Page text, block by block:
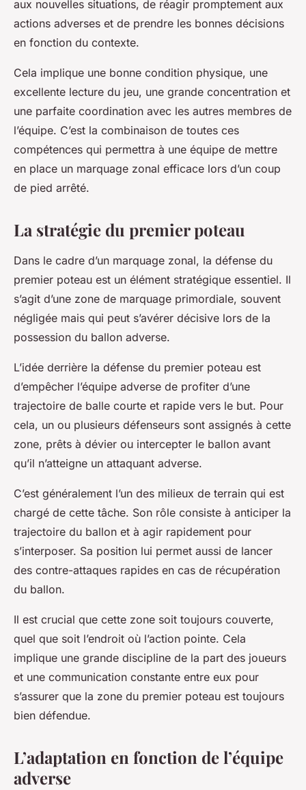
aux nouvelles situations, de réagir promptement aux
actions adverses et de prendre les bonnes décisions
en fonction du contexte.
Cela implique une bonne condition physique, une
excellente lecture du jeu, une grande concentration et
une parfaite coordination avec les autres membres de
l’équipe. C’est la combinaison de toutes ces
compétences qui permettra à une équipe de mettre
en place un marquage zonal efficace lors d’un coup
de pied arrêté.
La stratégie du premier poteau
Dans le cadre d’un marquage zonal, la défense du
premier poteau est un élément stratégique essentiel. Il
s’agit d’une zone de marquage primordiale, souvent
négligée mais qui peut s’avérer décisive lors de la
possession du ballon adverse.
L’idée derrière la défense du premier poteau est
d’empêcher l’équipe adverse de profiter d’une
trajectoire de balle courte et rapide vers le but. Pour
cela, un ou plusieurs défenseurs sont assignés à cette
zone, prêts à dévier ou intercepter le ballon avant
qu’il n’atteigne un attaquant adverse.
C’est généralement l’un des milieux de terrain qui est
chargé de cette tâche. Son rôle consiste à anticiper la
trajectoire du ballon et à agir rapidement pour
s’interposer. Sa position lui permet aussi de lancer
des contre-attaques rapides en cas de récupération
du ballon.
Il est crucial que cette zone soit toujours couverte,
quel que soit l’endroit où l’action pointe. Cela
implique une grande discipline de la part des joueurs
et une communication constante entre eux pour
s’assurer que la zone du premier poteau est toujours
bien défendue.
L’adaptation en fonction de l’équipe
adverse